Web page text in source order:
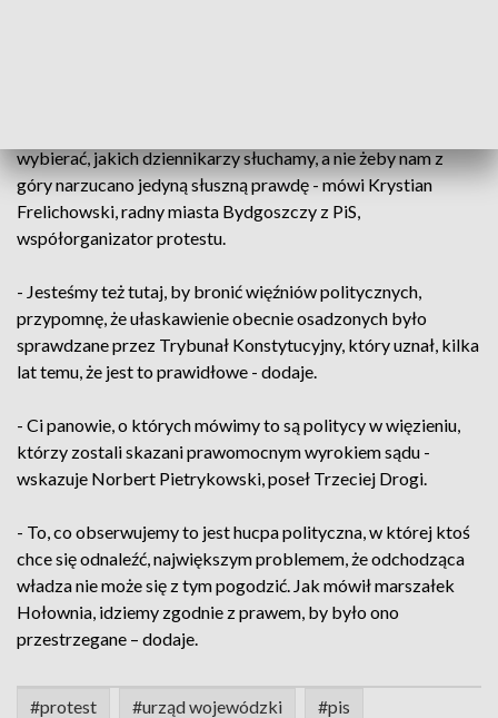
wybierać, jakich dziennikarzy słuchamy, a nie żeby nam z
góry narzucano jedyną słuszną prawdę - mówi Krystian
Frelichowski, radny miasta Bydgoszczy z PiS,
współorganizator protestu.
- Jesteśmy też tutaj, by bronić więźniów politycznych,
przypomnę, że ułaskawienie obecnie osadzonych było
sprawdzane przez Trybunał Konstytucyjny, który uznał, kilka
lat temu, że jest to prawidłowe - dodaje.
- Ci panowie, o których mówimy to są politycy w więzieniu,
którzy zostali skazani prawomocnym wyrokiem sądu -
wskazuje Norbert Pietrykowski, poseł Trzeciej Drogi.
- To, co obserwujemy to jest hucpa polityczna, w której ktoś
chce się odnaleźć, największym problemem, że odchodząca
władza nie może się z tym pogodzić. Jak mówił marszałek
Hołownia, idziemy zgodnie z prawem, by było ono
przestrzegane – dodaje.
#protest #urząd wojewódzki #pis